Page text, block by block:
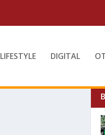
LIFESTYLE DIGITAL